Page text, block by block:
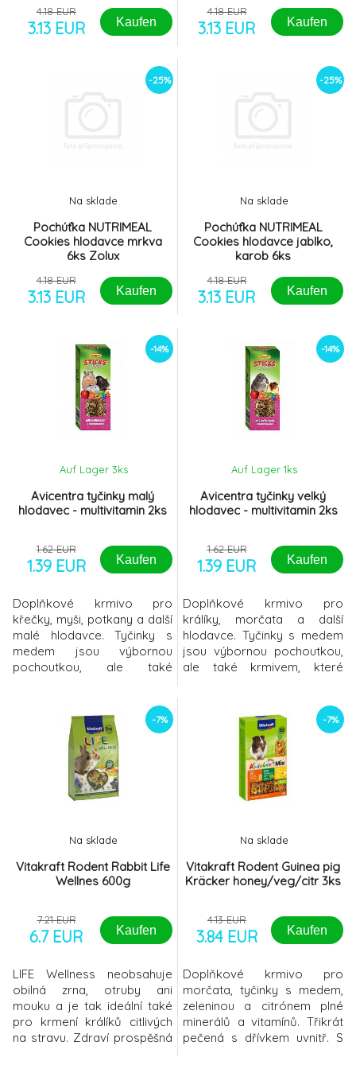
4.18 EUR
3.13 EUR Kaufen
4.18 EUR
3.13 EUR Kaufen
-25%
Pochúťka NUTRIMEAL
Cookies hlodavce mrkva
6ks Zolux
Na sklade
4.18 EUR
3.13 EUR Kaufen
-25%
Pochúťka NUTRIMEAL
Cookies hlodavce jablko,
karob 6ks
Na sklade
4.18 EUR
3.13 EUR Kaufen
-14%
Avicentra tyčinky malý
hlodavec - multivitamin 2ks
Auf Lager 3ks
1.62 EUR
1.39 EUR Kaufen
Doplňkové krmivo pro
křečky, myši, potkany a další
malé hlodavce. Tyčinky s
medem jsou výbornou
pochoutkou, ale také
vitamíny a minerály pro
zdravý a vitální život. Tyčinky
jsou speciální krmivo, kde
musí Váš mazlíček vyvinout
úsilí k získání své potravy
podobně jako v přirozeném
-14%
Avicentra tyčinky velký
hlodavec - multivitamin 2ks
Auf Lager 1ks
1.62 EUR
1.39 EUR Kaufen
Doplňkové krmivo pro
králíky, morčata a další
hlodavce. Tyčinky s medem
jsou výbornou pochoutkou,
ale také krmivem, které
pro zdravý a vitální život.
Tyčinky jsou speciální
krmivo, kde musí Váš
mazlíček vyvinout úsilí k
získání své potravy podobně
jako v přirozeném prostředí.
-7%
Vitakraft Rodent Rabbit Life
Wellnes 600g
Na sklade
7.21 EUR
6.7 EUR Kaufen
LIFE Wellness neobsahuje
obilná zrna, otruby ani
mouku a je tak ideální také
pro krmení králíků citlivých
na stravu. Zdraví prospěšná
-7%
Vitakraft Rodent Guinea pig
Kräcker honey/veg/citr 3ks
Na sklade
4.13 EUR
3.84 EUR Kaufen
Doplňkové krmivo pro
morčata, tyčinky s medem,
zeleninou a citrónem plné
minerálů a vitamínů. Třikrát
pečená s dřívkem uvnitř. S